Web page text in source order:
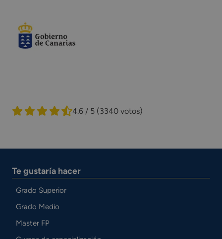
4.6 / 5 (3340 votos)
Te gustaría hacer
Grado Superior
Grado Medio
Master FP